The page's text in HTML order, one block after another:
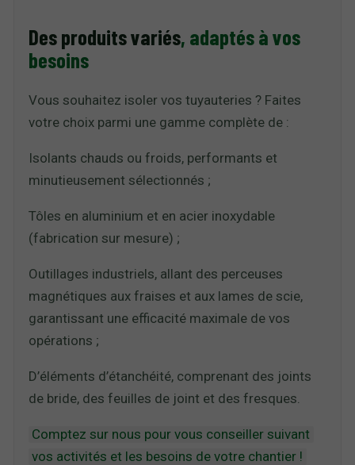
Des produits variés, adaptés à vos
besoins
Vous souhaitez isoler vos tuyauteries ? Faites
votre choix parmi une gamme complète de :
Isolants chauds ou froids, performants et
minutieusement sélectionnés ;
Tôles en aluminium et en acier inoxydable
(fabrication sur mesure) ;
Outillages industriels, allant des perceuses
magnétiques aux fraises et aux lames de scie,
garantissant une efficacité maximale de vos
opérations ;
D’éléments d’étanchéité, comprenant des joints
de bride, des feuilles de joint et des fresques.
Comptez sur nous pour vous conseiller suivant
vos activités et les besoins de votre chantier !